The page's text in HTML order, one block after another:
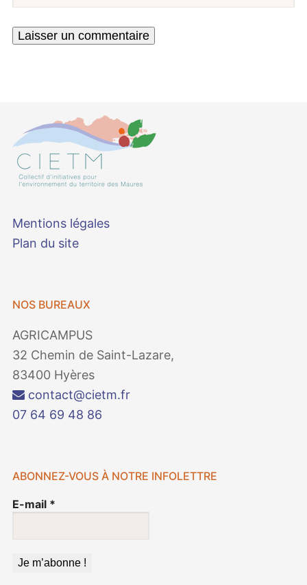
Mentions légales
Plan du site
NOS BUREAUX
AGRICAMPUS
32 Chemin de Saint-Lazare,
83400 Hyères
contact@cietm.fr
07 64 69 48 86
ABONNEZ-VOUS À NOTRE INFOLETTRE
E-mail *